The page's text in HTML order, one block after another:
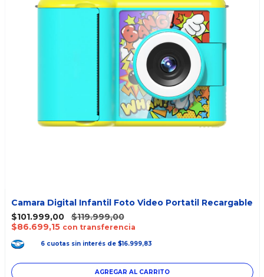
Camara Digital Infantil Foto Video Portatil Recargable
$101.999,00
$119.999,00
$86.699,15 con transferencia
6 cuotas sin interés de $16.999,83
AGREGAR AL CARRITO